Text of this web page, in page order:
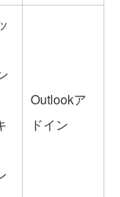
Outlookア
ドイン